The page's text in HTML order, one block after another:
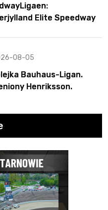
Elite Speedway
08-05
Bauhaus-Ligan.
Henriksson.